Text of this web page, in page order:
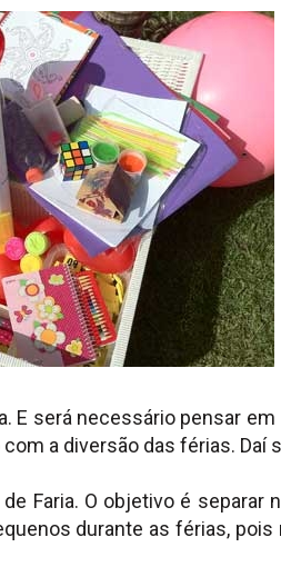
E será necessário pensar
a diversão das férias. Daí
O objetivo é separar
durante as férias, pois